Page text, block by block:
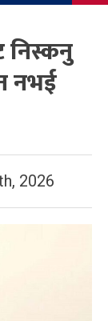
निस्कनु
नभई
2026